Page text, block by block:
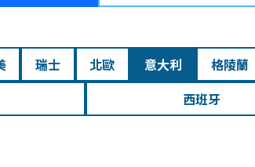
瑞士 北歐 意大利 格陵蘭
西班牙